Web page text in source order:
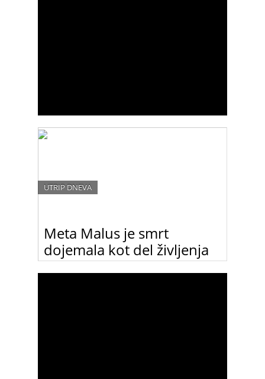
Meta Malus je smrt
dojemala kot del življenja
UTRIP DNEVA